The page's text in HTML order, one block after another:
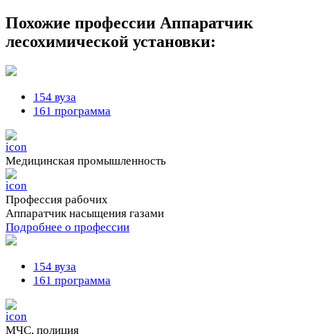
Похожие профессии Аппаратчик
лесохимической установки:
154 вуза
161 программа
Медицинская промышленность
Профессия рабочих
Аппаратчик насыщения газами
Подробнее о профессии
154 вуза
161 программа
МЧС, полиция